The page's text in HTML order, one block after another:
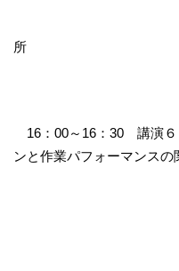
金沢大学 高
所
立矢 宏
16：00～16：30 講演６
ンと作業パフォーマンスの
近畿大学 工
樹野 淳